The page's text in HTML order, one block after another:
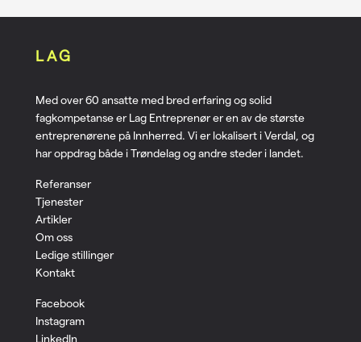
LAG
Med over 60 ansatte med bred erfaring og solid
fagkompetanse er Lag Entreprenør er en av de største
entreprenørene på Innherred. Vi er lokalisert i Verdal, og
har oppdrag både i Trøndelag og andre steder i landet.
Referanser
Tjenester
Artikler
Om oss
Ledige stillinger
Kontakt
Facebook
Instagram
LinkedIn